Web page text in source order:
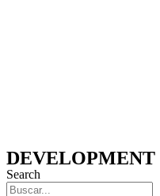
Search